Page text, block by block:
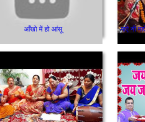
आँखो में हो आंसू